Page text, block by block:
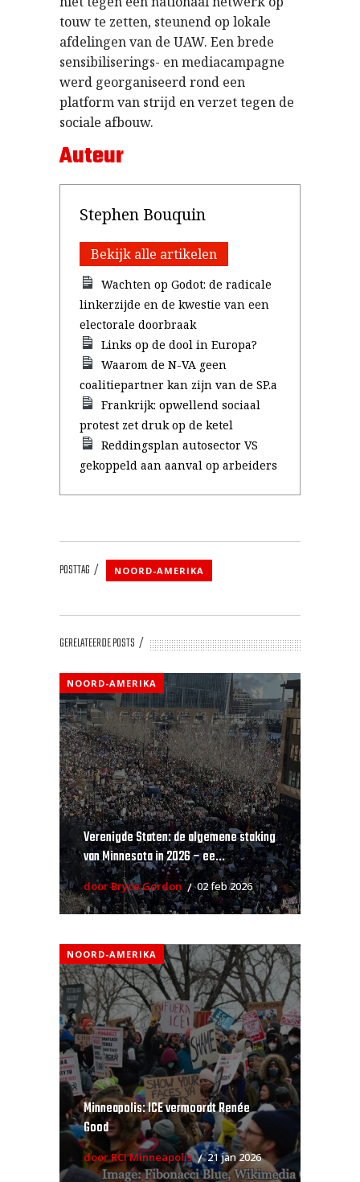
touw te zetten, steunend op lokale
afdelingen van de UAW. Een brede
sensibiliserings- en mediacampagne
werd georganiseerd rond een
platform van strijd en verzet tegen de
sociale afbouw.
Auteur
Stephen Bouquin
Bekijk alle artikelen
Wachten op Godot: de radicale
linkerzijde en de kwestie van een
electorale doorbraak
Links op de dool in Europa?
Waarom de N-VA geen
coalitiepartner kan zijn van de SP.a
Frankrijk: opwellend sociaal
protest zet druk op de ketel
Reddingsplan autosector VS
gekoppeld aan aanval op arbeiders
POSTTAG NOORD-AMERIKA
GERELATEERDE POSTS
NOORD-AMERIKA
Verenigde Staten: de algemene staking
van Minnesota in 2026 – ee...
door Bryce Gordon 02 feb 2026
NOORD-AMERIKA
Minneapolis: ICE vermoordt Renée
Good
door RCI Minneapolis 21 jan 2026